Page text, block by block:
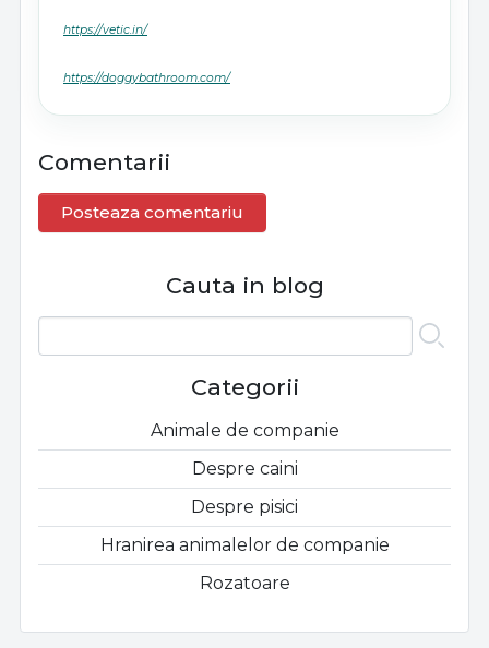
Cauta in blog
Categorii
Animale de companie
Despre caini
Despre pisici
Hranirea animalelor de companie
Rozatoare
https://vetic.in/
https://doggybathroom.com/
Comentarii
Posteaza comentariu